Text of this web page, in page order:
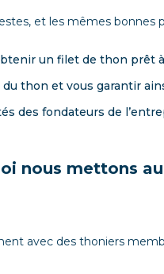
et les mêmes bonnes
un filet de thon prêt
thon et vous garantir
des fondateurs de
nous mettons
avec des thoniers